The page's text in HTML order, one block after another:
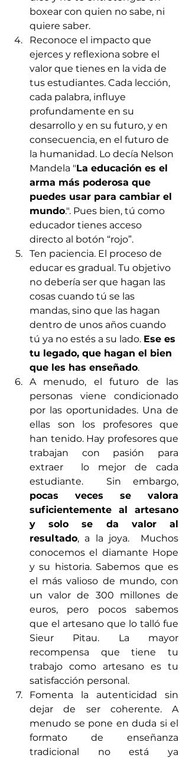
boxear con quien no sabe, ni
quiere saber.
Reconoce el impacto que
ejerces y reflexiona sobre el
valor que tienes en la vida de
tus estudiantes. Cada lección,
cada palabra, influye
profundamente en su
desarrollo y en su futuro, y en
consecuencia, en el futuro de
la humanidad. Lo decía Nelson
Mandela "La educación es el
arma más poderosa que
puedes usar para cambiar el
mundo.". Pues bien, tú como
educador tienes acceso
directo al botón “rojo”.
Ten paciencia. El proceso de
educar es gradual. Tu objetivo
no debería ser que hagan las
cosas cuando tú se las
mandas, sino que las hagan
dentro de unos años cuando
tú ya no estés a su lado. Ese es
tu legado, que hagan el bien
que les has enseñado.
A menudo, el futuro de las
personas viene condicionado
por las oportunidades. Una de
ellas son los profesores que
han tenido. Hay profesores que
trabajan con pasión para
extraer  lo mejor de cada
pocas veces se valora
suficientemente al artesano
y solo se da valor al
resultado, a la joya.  Muchos
conocemos el diamante Hope
y su historia. Sabemos que es
el más valioso de mundo, con
un valor de 300 millones de
euros, pero pocos sabemos
que el artesano que lo talló fue
Sieur Pitau. La mayor
recompensa que tiene tu
trabajo como artesano es tu
satisfacción personal.
Fomenta la autenticidad sin
dejar de ser coherente. A
menudo se pone en duda si el
formato de enseñanza
tradicional no está ya